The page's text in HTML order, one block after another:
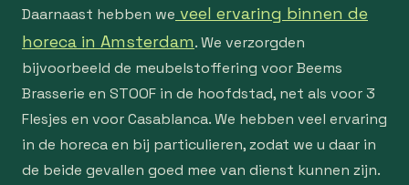
Daarnaast hebben we veel ervaring binnen de
horeca in Amsterdam. We verzorgden
bijvoorbeeld de meubelstoffering voor Beems
Brasserie en STOOF in de hoofdstad, net als voor 3
Flesjes en voor Casablanca. We hebben veel ervaring
in de horeca en bij particulieren, zodat we u daar in
de beide gevallen goed mee van dienst kunnen zijn.